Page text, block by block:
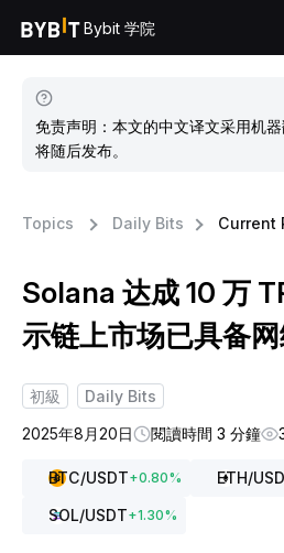
Bybit 学院
免责声明：本文的中文译文采用机
将随后发布。
Topics Daily Bits Current
Solana 达成 10 万
示链上市场已具备
初級
Daily Bits
2025年8月20日
閱讀時間 3 分鐘
BTC/USDT+0.80% ETH/
SOL/USDT+1.30%